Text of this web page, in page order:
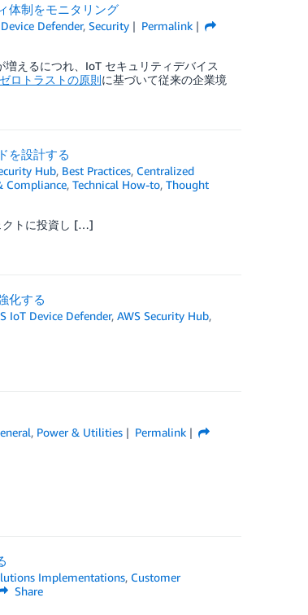
体制をモニタリング
Defender,Security
Permalink
えるにつれ、IoT セキュリティデバイス
ゼロトラストの原則に基づいて従来の企業境
を設計する
Hub, Best Practices, Centralized
Compliance, Technical How-to, Thought
クトに投資し […]
化する
IoT Device Defender,AWS Security Hub,
, Power & Utilities
Permalink
Implementations, Customer
Share